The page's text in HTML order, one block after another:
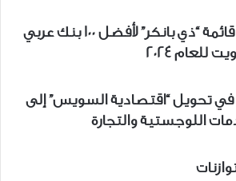
“الوطني” يتصدر قائمة “ذي بانكر” لأفضل 100 بنك عربي
2024
تحويل “اقتصادية السويس” إلى
اللوجستية والتجارة